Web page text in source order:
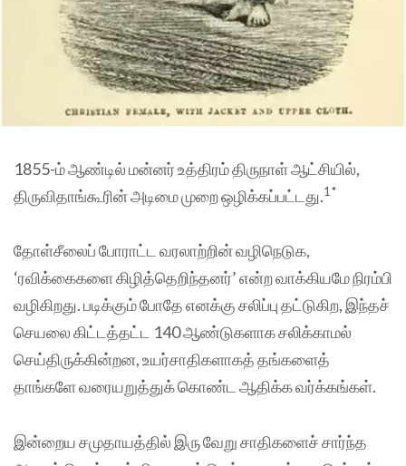
1855-ம் ஆண்டில் மன்னர் உத்திரம் திருநாள் ஆட்சியில்,
திருவிதாங்கூரின் அடிமை முறை ஒழிக்கப்பட்டது.1*
தோள்சீலைப் போராட்ட வரலாற்றின் வழிநெடுக,
‘ரவிக்கைகளை கிழித்தெறிந்தனர்’ என்ற வாக்கியமே நிரம்பி
வழிகிறது. படிக்கும் போதே எனக்கு சலிப்பு தட்டுகிற, இந்தச்
செயலை கிட்டத்தட்ட 140 ஆண்டுகளாக சலிக்காமல்
செய்திருக்கின்றன, உயர்சாதிகளாகத் தங்களைத்
தாங்களே வரையறுத்துக் கொண்ட ஆதிக்க வர்க்கங்கள்.
இன்றைய சமுதாயத்தில் இரு வேறு சாதிகளைச் சார்ந்த